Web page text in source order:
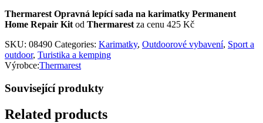
Thermarest Opravná lepící sada na karimatky Permanent
Home Repair Kitod Thermarestza cenu 425 Kč
SKU: 08490 Categories: Karimatky, Outdoorové vybavení, Sport a
outdoor, Turistika a kemping
Výrobce:Thermarest
Související produkty
Related products